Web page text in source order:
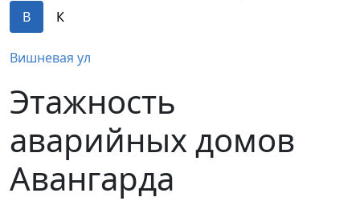
В К
Вишневая ул
Этажность
аварийных домов
Авангарда